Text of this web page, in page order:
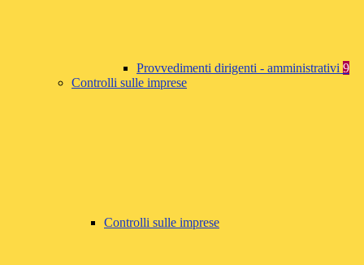
Provvedimenti dirigenti - amministrativi 9
Controlli sulle imprese
Controlli sulle imprese